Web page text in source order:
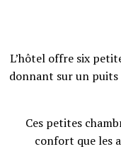
L’hôtel offre six
donnant sur un
Ces petites
confort que les